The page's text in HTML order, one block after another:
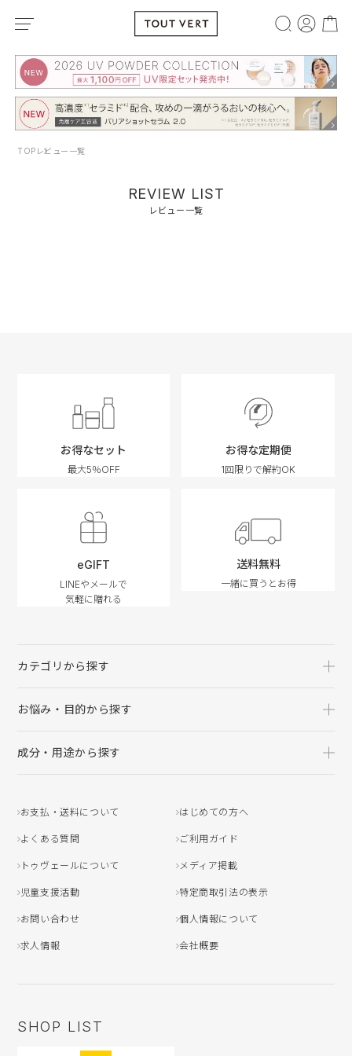
TOP レビュー一覧
REVIEW LIST
レビュー一覧
お得なセット
最大5％OFF
お得な定期便
1回限りで解約OK
eGIFT
LINEやメールで
気軽に贈れる
送料無料
一緒に買うとお得
カテゴリから探す
お悩み・目的から探す
成分・用途から探す
お支払・送料について はじめての方へ
よくある質問 ご利用ガイド
トゥヴェールについて メディア掲載
児童支援活動 特定商取引法の表示
お問い合わせ 個人情報について
求人情報 会社概要
SHOP LIST